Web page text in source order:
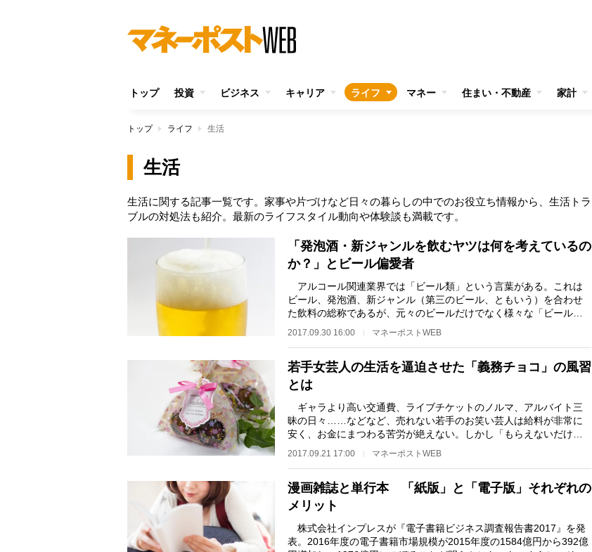
トップ 投資 ビジネス キャリア ライフ マネー 住まい・不動産 家計
トップ ライフ 生活
生活
生活に関する記事一覧です。家事や片づけなど日々の暮らしの中でのお役立ち情報から、生活トラ
ブルの対処法も紹介。最新のライフスタイル動向や体験談も満載です。
「発泡酒・新ジャンルを飲むヤツは何を考えているの
か？」とビール偏愛者
アルコール関連業界では「ビール類」という言葉がある。これは
ビール、発泡酒、新ジャンル（第三のビール、ともいう）を合わせ
た飲料の総称であるが、元々のビールだけでなく様々な「ビール風
2017.09.30 16:00 マネーポストWEB
若手女芸人の生活を逼迫させた「義務チョコ」の風習
とは
ギャラより高い交通費、ライブチケットのノルマ、アルバイト三
昧の日々……などなど、売れない若手のお笑い芸人は給料が非常に
安く、お金にまつわる苦労が絶えない。しかし「もらえないだけで
2017.09.21 17:00 マネーポストWEB
漫画雑誌と単行本 「紙版」と「電子版」それぞれの
メリット
株式会社インプレスが『電子書籍ビジネス調査報告書2017』を発
表。2016年度の電子書籍市場規模が2015年度の1584億円から392億